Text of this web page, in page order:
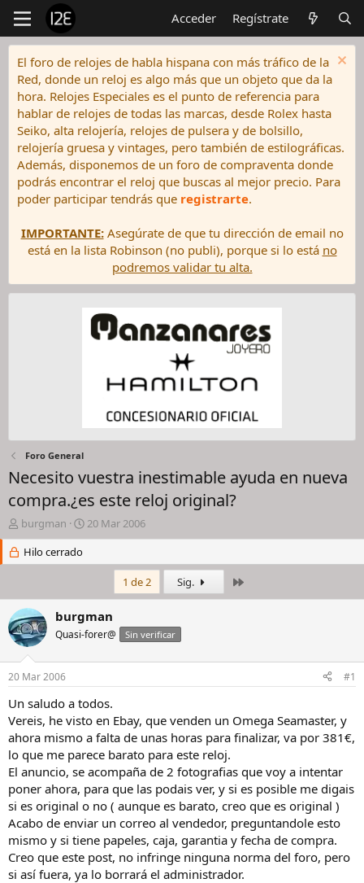
Acceder Regístrate
El foro de relojes de habla hispana con más tráfico de la
Red, donde un reloj es algo más que un objeto que da la
hora. Relojes Especiales es el punto de referencia para
hablar de relojes de todas las marcas, desde Rolex hasta
Seiko, alta relojería, relojes de pulsera y de bolsillo,
relojería gruesa y vintages, pero también de estilográficas.
Además, disponemos de un foro de compraventa donde
podrás encontrar el reloj que buscas al mejor precio. Para
poder participar tendrás que registrarte.
IMPORTANTE:Asegúrate de que tu dirección de email no
está en la lista Robinson (no publi), porque si lo está no
podremos validar tu alta.
Foro General
Necesito vuestra inestimable ayuda en nueva
compra.¿es este reloj original?
I
n
c
a
d
o
r
d
l
h
i
l
o
burgman
F
e
h
d
i
n
i
o
20 Mar 2006
Hilo cerrado
1 de 2 Sig.
burgman
Quasi-forer@ Sin verificar
20 Mar 2006 #1
Un saludo a todos.
Vereis, he visto en Ebay, que venden un Omega Seamaster, y
ahora mismo a falta de unas horas para finalizar, va por 381€,
lo que me parece barato para este reloj.
El anuncio, se acompaña de 2 fotografias que voy a intentar
poner ahora, para que las podais ver, y si es posible me digais
si es original o no ( aunque es barato, creo que es original )
Acabo de enviar un correo al vendedor, preguntandole esto
mismo y si tiene papeles, caja, garantia y fecha de compra.
Creo que este post, no infringe ninguna norma del foro, pero
si así fuera, ya lo borrará el administrador.